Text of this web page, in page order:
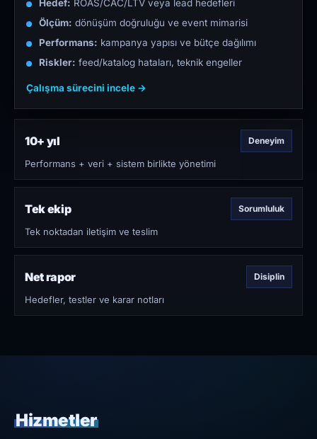
Hedef: ROAS/CAC/LTV veya lead hedefleri
Ölçüm: dönüşüm doğruluğu ve event mimarisi
Performans: kampanya yapısı ve bütçe dağılımı
Riskler: feed/katalog hataları, teknik engeller
Çalışma sürecini incele →
10+ yıl Deneyim
Performans + veri + sistem birlikte yönetimi
Tek ekip Sorumluluk
Tek noktadan iletişim ve teslim
Net rapor Disiplin
Hedefler, testler ve karar notları
Hizmetler